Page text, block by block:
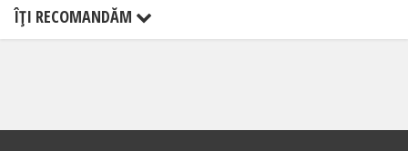
ÎŢI RECOMANDĂM